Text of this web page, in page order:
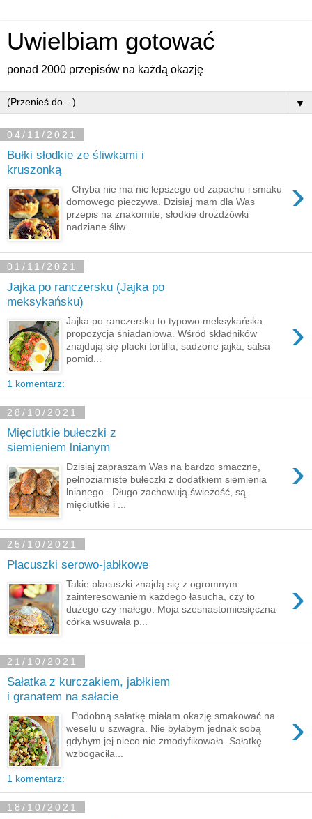
Uwielbiam gotować
ponad 2000 przepisów na każdą okazję
▼
04/11/2021
Bułki słodkie ze śliwkami i
kruszonką
›
Chyba nie ma nic lepszego od zapachu i smaku
domowego pieczywa. Dzisiaj mam dla Was
przepis na znakomite, słodkie drożdżówki
nadziane śliw...
01/11/2021
Jajka po ranczersku (Jajka po
meksykańsku)
›
Jajka po ranczersku to typowo meksykańska
propozycja śniadaniowa. Wśród składników
znajdują się placki tortilla, sadzone jajka, salsa
pomid...
1 komentarz:
28/10/2021
Mięciutkie bułeczki z
siemieniem lnianym
›
Dzisiaj zapraszam Was na bardzo smaczne,
pełnoziarniste bułeczki z dodatkiem siemienia
lnianego . Długo zachowują świeżość, są
mięciutkie i ...
25/10/2021
Placuszki serowo-jabłkowe
›
Takie placuszki znajdą się z ogromnym
zainteresowaniem każdego łasucha, czy to
dużego czy małego. Moja szesnastomiesięczna
córka wsuwała p...
21/10/2021
Sałatka z kurczakiem, jabłkiem
i granatem na sałacie
›
Podobną sałatkę miałam okazję smakować na
weselu u szwagra. Nie byłabym jednak sobą
gdybym jej nieco nie zmodyfikowała. Sałatkę
wzbogaciła...
1 komentarz:
18/10/2021